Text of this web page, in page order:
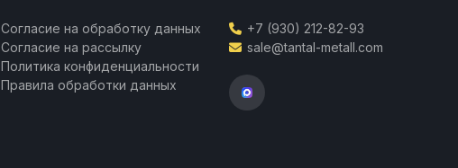
Согласие на обработку данных
Согласие на рассылку
Политика конфиденциальности
Правила обработки данных
+7 (930) 212-82-93
sale@tantal-metall.com
Татьяна Воропаева
Контакты
Телефон: